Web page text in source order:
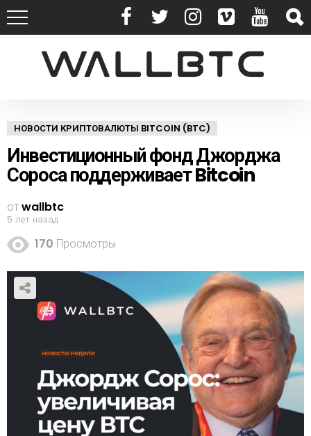
НОВОСТИ КРИПТОВАЛЮТЫ BITCOIN (BTC)
Инвестиционный фонд Джорджа
Сороса поддерживает Bitcoin
отwallbtc
5 лет назад
170 Просмотры